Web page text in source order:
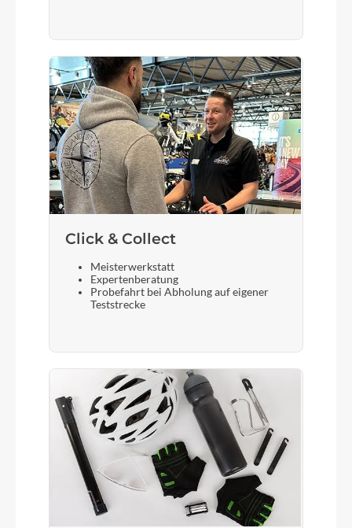
Click & Collect
Meisterwerkstatt
Expertenberatung
Probefahrt bei Abholung auf eigener
Teststrecke